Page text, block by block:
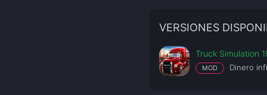
VERSIONES
Truck Simulation
MOD Dinero